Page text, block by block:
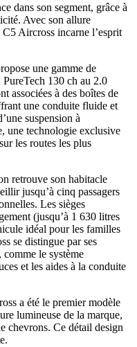
dans son segment, grâce à
Avec son allure
Aircross incarne l’esprit
une gamme de
PureTech 130 ch au 2.0
associées à des boîtes de
une conduite fluide et
suspension à
une technologie exclusive
les routes les plus
retrouve son habitacle
jusqu’à cinq passagers
Les sièges
(jusqu’à 1 630 litres
idéal pour les familles
se distingue par ses
le système
et les aides à la conduite
a été le premier modèle
lumineuse de la marque,
chevrons. Ce détail design